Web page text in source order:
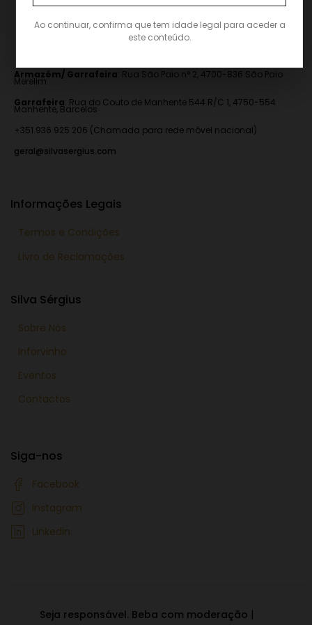
Armazém/ Garrafeira Rua São Paio n° 2, 4700-836 São Paio
Merelim
Garrafeira: Rua do Couto de Manhente 544 R/C 1, 4750-554
Manhente, Barcelos
+351 936 925 206 (Chamada para rede móvel nacional)
geral@silvasergius.com
Informações Legais
Termos e Condições
Livro de Reclamações
Silva Sérgius
Sobre Nós
Inforvinho
Eventos
Contactos
Siga-nos
Facebook
Instagram
Linkedin
Seja responsável. Beba com moderação |
Ao continuar, confirma que tem idade legal para aceder a
este conteúdo.